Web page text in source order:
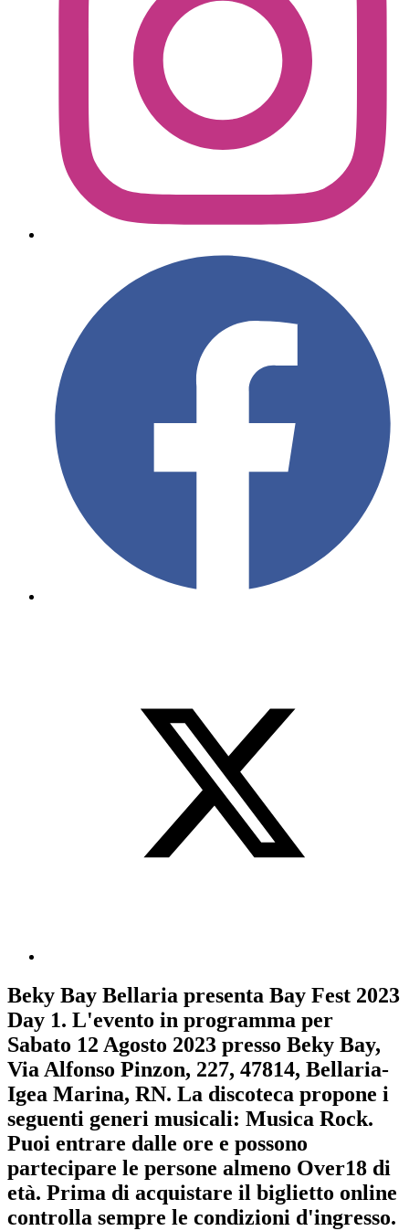
Beky Bay Bellaria presenta Bay Fest 2023
Day 1. L'evento in programma per
Sabato 12 Agosto 2023 presso Beky Bay,
Via Alfonso Pinzon, 227, 47814, Bellaria-
Igea Marina, RN. La discoteca propone i
seguenti generi musicali: Musica Rock.
Puoi entrare dalle ore e possono
partecipare le persone almeno Over18 di
età. Prima di acquistare il biglietto online
controlla sempre le condizioni d'ingresso.